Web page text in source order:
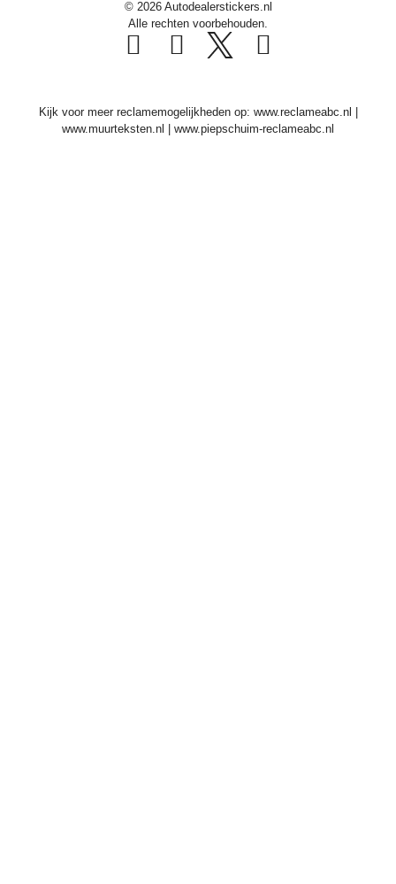
© 2026 Autodealerstickers.nl
Alle rechten voorbehouden.
Kijk voor meer reclamemogelijkheden op: www.reclameabc.nl
www.muurteksten.nl
www.piepschuim-reclameabc.nl